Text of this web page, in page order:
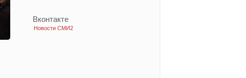
Вконтакте
Новости СМИ2